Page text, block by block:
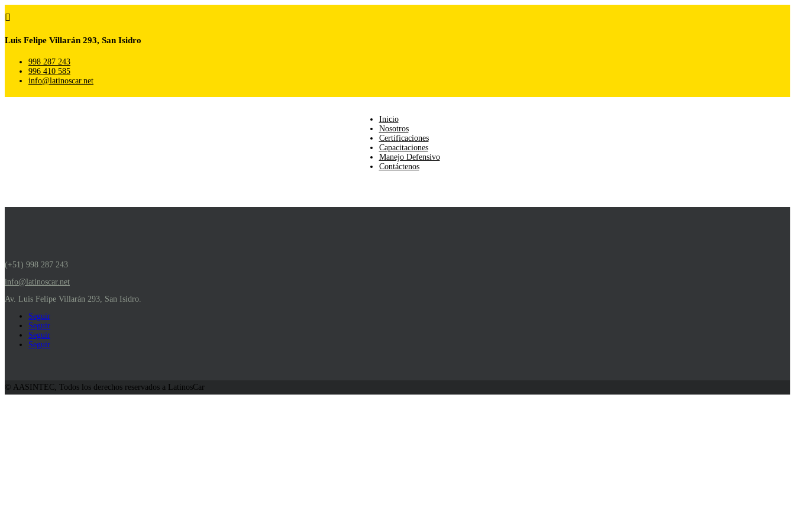

Luis Felipe Villarán 293, San Isidro
998 287 243
996 410 585
info@latinoscar.net
Inicio
Nosotros
Certificaciones
Capacitaciones
Manejo Defensivo
Contáctenos
(+51) 998 287 243
info@latinoscar.net
Av. Luis Felipe Villarán 293, San Isidro.
Seguir
Seguir
Seguir
Seguir
© AASINTEC, Todos los derechos reservados a LatinosCar